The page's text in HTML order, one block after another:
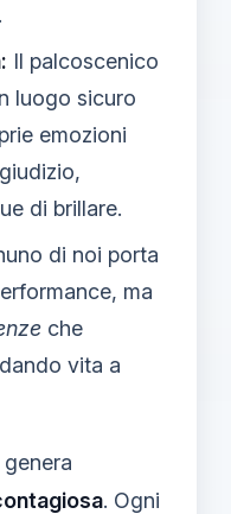
Il palcoscenico
luogo sicuro
emozioni
di brillare.
di noi porta
ma
che
vita a
. Ogni